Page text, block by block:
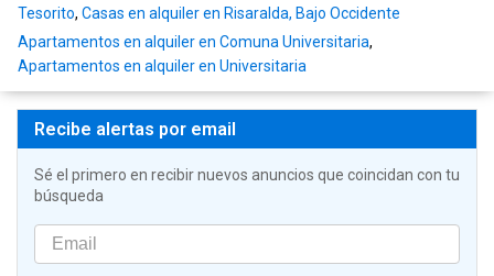
Tesorito, Casas en alquiler en Risaralda, Bajo Occidente
Apartamentos en alquiler en Comuna Universitaria,
Apartamentos en alquiler en Universitaria
Recibe alertas por email
Sé el primero en recibir nuevos anuncios que coincidan con tu
búsqueda